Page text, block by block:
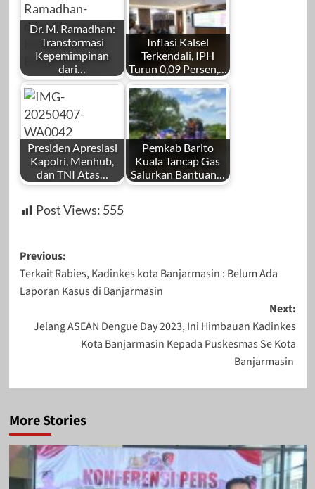
Dr. M. Ramadhan:
Transformasi
Kepemimpinan
dari…
Inflasi Kalsel
Terkendali, IPH
Turun 0,09 Persen,…
Presiden Apresiasi
Kapolri, Menhub,
dan TNI Atas…
Pemkab Barito
Kuala Tancap Gas
Salurkan Bantuan…
Post Views: 555
Post
navigation
Previous:
Terkait Rabies, Kadinkes kota Banjarmasin : Belum Ada
Laporan Kasus di Banjarmasin
Next:
Jelang ASEAN Dengue Day 2023, Ini Himbauan Kadinkes
Kota Banjarmasin Kepada Puskesmas Se Kota
Banjarmasin
More Stories